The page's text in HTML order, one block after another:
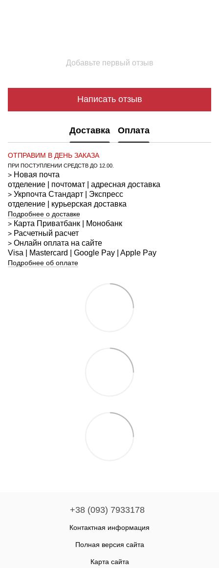
Добавьте первый отзыв
Написать отзыв
Доставка Оплата
ОТПРАВИМ В ДЕНЬ ЗАКАЗА
ПРИ ПОСТУПЛЕНИИ СРЕДСТВ ДО 12.00.
> Новая почта
отделение | почтомат | адресная доставка
> Укрпочта Стандарт
| Экспресс
отделение | курьерская доставка
Подробнее о доставке
> Карта Приватбанк | Монобанк
> Расчетный расчет
> Онлайн оплата на сайте
Visa | Mastercard | Google Pay | Apple Pay
Подробнее об оплате
+38 (093) 7933178
Контактная информация
Полная версия сайта
Карта сайта